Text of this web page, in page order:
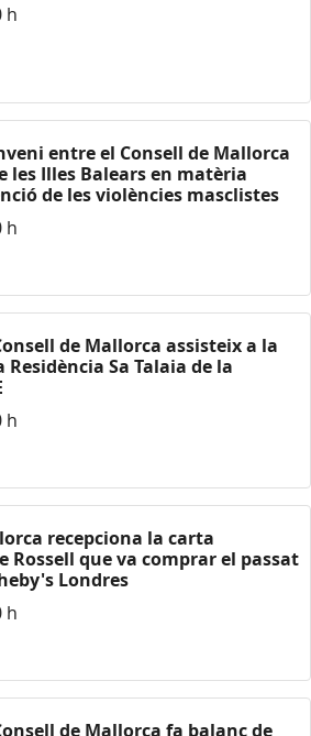
h
entre el Consell de Mallorca
les Illes Balears en matèria
de les violències masclistes
h
de Mallorca assisteix a la
Sa Talaia de la
h
recepciona la carta
Rossell que va comprar el passat
Londres
h
de Mallorca fa balanç de